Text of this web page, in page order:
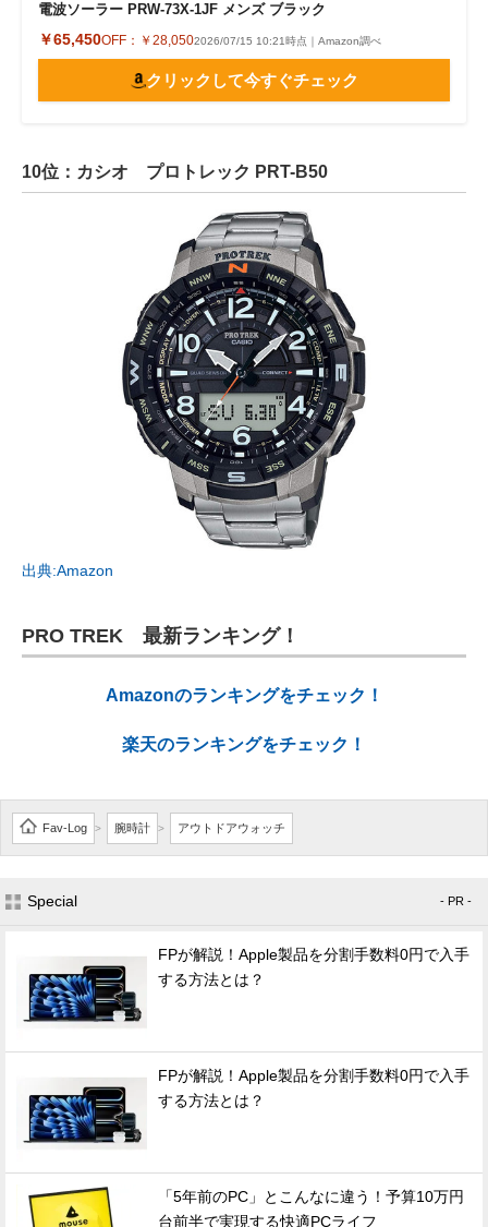
電波ソーラー PRW-73X-1JF メンズ ブラック
￥65,450OFF： ￥28,0502026/07/15 10:21時点｜Amazon調べ
クリックして今すぐチェック
10位：カシオ プロトレック PRT-B50
出典:Amazon
PRO TREK 最新ランキング！
Amazonのランキングをチェック！
楽天のランキングをチェック！
Fav-Log > 腕時計 > アウトドアウォッチ
Special - PR -
FPが解説！Apple製品を分割手数料0円で入手
する方法とは？
FPが解説！Apple製品を分割手数料0円で入手
する方法とは？
「5年前のPC」とこんなに違う！予算10万円
台前半で実現する快適PCライフ